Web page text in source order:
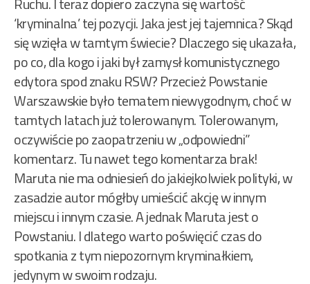
‘kryminalna’ tej pozycji. Jaka jest jej tajemnica? Skąd
się wzięła w tamtym świecie? Dlaczego się ukazała,
po co, dla kogo i jaki był zamysł komunistycznego
edytora spod znaku RSW? Przecież Powstanie
Warszawskie było tematem niewygodnym, choć w
tamtych latach już tolerowanym. Tolerowanym,
oczywiście po zaopatrzeniu w „odpowiedni”
komentarz. Tu nawet tego komentarza brak!
Maruta nie ma odniesień do jakiejkolwiek polityki, w
zasadzie autor mógłby umieścić akcję w innym
miejscu i innym czasie. A jednak Maruta jest o
Powstaniu. I dlatego warto poświęcić czas do
spotkania z tym niepozornym kryminałkiem,
jedynym w swoim rodzaju.